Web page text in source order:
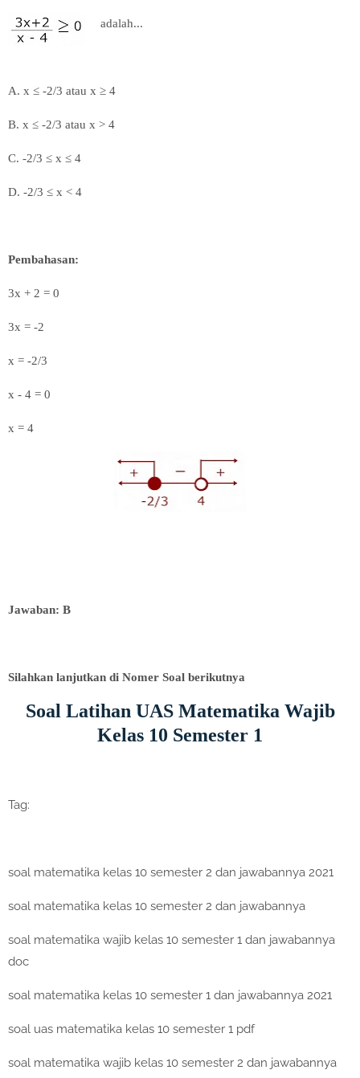
adalah...
A. x ≤ -2/3 atau x ≥ 4
B. x ≤ -2/3 atau x > 4
C. -2/3 ≤ x ≤ 4
D. -2/3 ≤ x < 4
Pembahasan:
3x + 2 = 0
3x = -2
x = -2/3
x - 4 = 0
x = 4
Jawaban: B
Silahkan lanjutkan di Nomer Soal berikutnya
Soal Latihan UAS Matematika Wajib
Kelas 10 Semester 1
Tag:
soal matematika kelas 10 semester 2 dan jawabannya 2021
soal matematika kelas 10 semester 2 dan jawabannya
soal matematika wajib kelas 10 semester 1 dan jawabannya
doc
soal matematika kelas 10 semester 1 dan jawabannya 2021
soal uas matematika kelas 10 semester 1 pdf
soal matematika wajib kelas 10 semester 2 dan jawabannya